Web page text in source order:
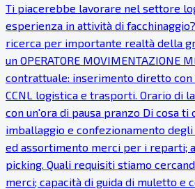
Ti piacerebbe lavorare nel settore
esperienza in attività di
ricerca per importante realtà della
un OPERATORE MOVIMENTAZIONE
contrattuale: inserimento diretto con
CCNL logistica e trasporti. Orario di
con un'ora di pausa pranzo Di cosa ti
imballaggio e confezionamento
ed assortimento merci per i reparti;
picking. Quali requisiti stiamo
merci; capacità di guida di muletto e